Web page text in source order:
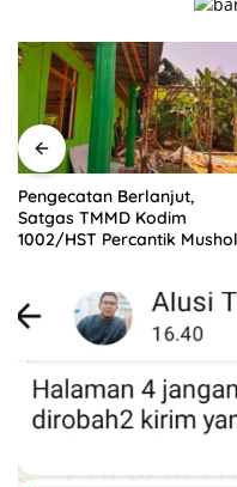
Pengecatan Berlanjut,
Satgas TMMD Kodim
1002/HST Percantik